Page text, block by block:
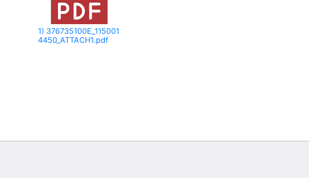
1) 376735100E_115001
4450_ATTACH1.pdf